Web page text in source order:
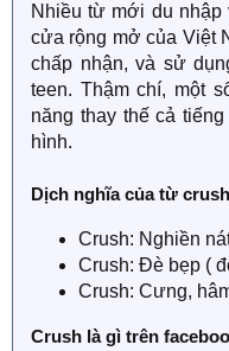
Nhiều từ mới du nhập
cửa rộng mở của Việt
chấp nhận, và sử
teen. Thậm chí, một
năng thay thế cả
hình.
Dịch nghĩa của từ
Crush: Nghiền
Crush: Đè bẹp (
Crush: Cưng,
Crush là gì trên